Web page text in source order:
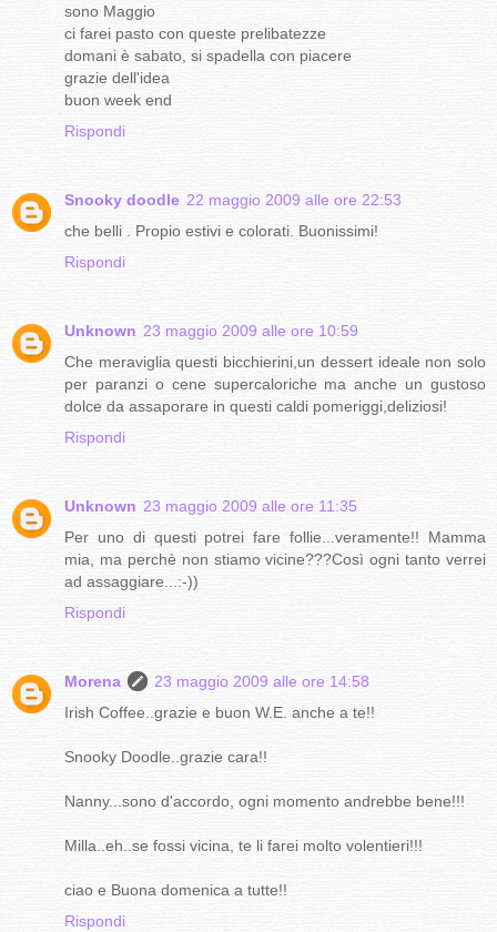
sono Maggio
ci farei pasto con queste prelibatezze
domani è sabato, si spadella con piacere
grazie dell'idea
buon week end
Rispondi
Snooky doodle 22 maggio 2009 alle ore 22:53
che belli . Propio estivi e colorati. Buonissimi!
Rispondi
Unknown 23 maggio 2009 alle ore 10:59
Che meraviglia questi bicchierini,un dessert ideale non solo
per paranzi o cene supercaloriche ma anche un gustoso
dolce da assaporare in questi caldi pomeriggi,deliziosi!
Rispondi
Unknown 23 maggio 2009 alle ore 11:35
Per uno di questi potrei fare follie...veramente!! Mamma
mia, ma perchè non stiamo vicine???Così ogni tanto verrei
ad assaggiare...:-))
Rispondi
Morena
23 maggio 2009 alle ore 14:58
Irish Coffee..grazie e buon W.E. anche a te!!
Snooky Doodle..grazie cara!!
Nanny...sono d'accordo, ogni momento andrebbe bene!!!
Milla..eh..se fossi vicina, te li farei molto volentieri!!!
ciao e Buona domenica a tutte!!
Rispondi